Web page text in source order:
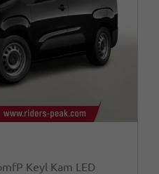
Keyl Kam LED